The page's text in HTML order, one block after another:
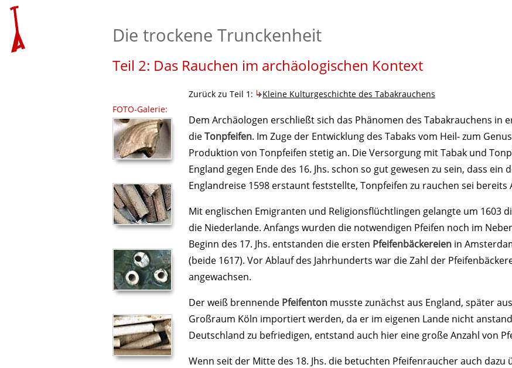
Die trockene Trunckenheit
Teil 2: Das Rauchen im archäologischen Kontext
FOTO-Galerie:
Zurück zu Teil 1: Kleine Kulturgeschichte des Tabakrauchens
Dem Archäologen erschließt sich das Phänomen des Tabakrauchens in
dieTonpfeifen. Im Zuge der Entwicklung des Tabaks vom Heil- zum
Produktion von Tonpfeifen stetig an. Die Versorgung mit Tabak und
England gegen Ende des 16. Jhs. schon so gut gewesen zu sein, dass
Englandreise 1598 erstaunt feststellte, Tonpfeifen zu rauchen sei bereits
Mit englischen Emigranten und Religionsflüchtlingen gelangte um 1603
die Niederlande. Anfangs wurden die notwendigen Pfeifen noch im
Beginn des 17. Jhs. entstanden die ersten Pfeifenbäckereien in
(beide 1617). Vor Ablauf des Jahrhunderts war die Zahl der
angewachsen.
Der weiß brennende Pfeifenton musste zunächst aus England, später
Großraum Köln importiert werden, da er im eigenen Lande nicht
Deutschland zu befriedigen, entstand auch hier eine große Anzahl von
Wenn seit der Mitte des 18. Jhs. die betuchten Pfeifenraucher auch
externes
Verweisziel:
Text
und
Tabak”
externes
Verweisziel:
Fotoarchiv
Hauptseite